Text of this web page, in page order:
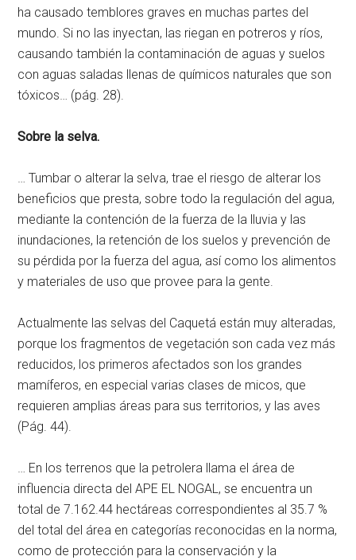
ha causado temblores graves en muchas partes del
mundo. Si no las inyectan, las riegan en potreros y ríos,
causando también la contaminación de aguas y suelos
con aguas saladas llenas de químicos naturales que son
tóxicos… (pág. 28).
Sobre la selva.
… Tumbar o alterar la selva, trae el riesgo de alterar los
beneficios que presta, sobre todo la regulación del agua,
mediante la contención de la fuerza de la lluvia y las
inundaciones, la retención de los suelos y prevención de
su pérdida por la fuerza del agua, así como los alimentos
y materiales de uso que provee para la gente.
Actualmente las selvas del Caquetá están muy alteradas,
porque los fragmentos de vegetación son cada vez más
reducidos, los primeros afectados son los grandes
mamíferos, en especial varias clases de micos, que
requieren amplias áreas para sus territorios, y las aves
(Pág. 44).
… En los terrenos que la petrolera llama el área de
influencia directa del APE EL NOGAL, se encuentra un
total de 7.162.44 hectáreas correspondientes al 35.7 %
del total del área en categorías reconocidas en la norma,
como de protección para la conservación y la